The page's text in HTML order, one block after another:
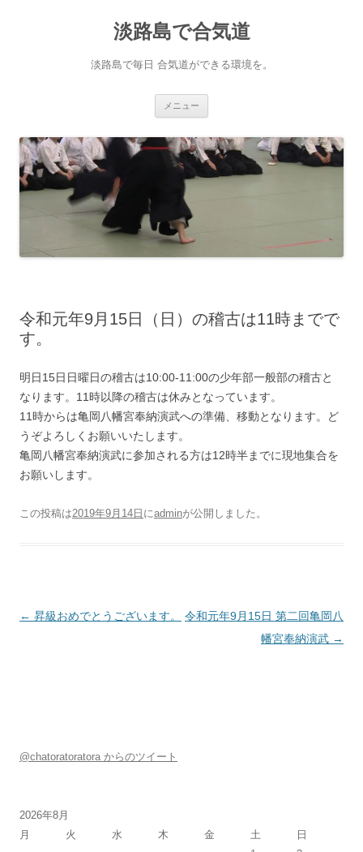
淡路島で合気道
淡路島で毎日 合気道ができる環境を。
メニュー
令和元年9月15日（日）の稽古は11時までで
す。
明日15日日曜日の稽古は10:00-11:00の少年部一般部の稽古と
なります。11時以降の稽古は休みとなっています。
11時からは亀岡八幡宮奉納演武への準備、移動となります。ど
うぞよろしくお願いいたします。
亀岡八幡宮奉納演武に参加される方は12時半までに現地集合を
お願いします。
この投稿は2019年9月14日 にadminが公開しました 。
投稿ナビゲーション
← 昇級おめでとうございます。
令和元年9月15日 第二回亀岡八
幡宮奉納演武 →
@chatoratoratora からのツイート
2026年8月
月
火 水 木 金 土
日